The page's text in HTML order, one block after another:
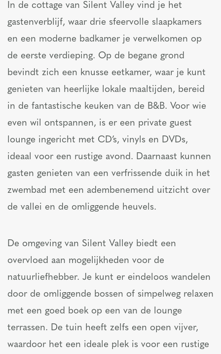
In de cottage van Silent Valley vind je het
gastenverblijf, waar drie sfeervolle slaapkamers
en een moderne badkamer je verwelkomen op
de eerste verdieping. Op de begane grond
bevindt zich een knusse eetkamer, waar je kunt
genieten van heerlijke lokale maaltijden, bereid
in de fantastische keuken van de B&B. Voor wie
even wil ontspannen, is er een private guest
lounge ingericht met CD’s, vinyls en DVDs,
ideaal voor een rustige avond. Daarnaast kunnen
gasten genieten van een verfrissende duik in het
zwembad met een adembenemend uitzicht over
de vallei en de omliggende heuvels.
De omgeving van Silent Valley biedt een
overvloed aan mogelijkheden voor de
natuurliefhebber. Je kunt er eindeloos wandelen
door de omliggende bossen of simpelweg relaxen
met een goed boek op een van de lounge
terrassen. De tuin heeft zelfs een open vijver,
waardoor het een ideale plek is voor een rustige